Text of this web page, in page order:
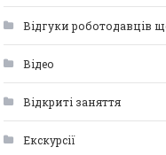
Відгуки роботодавців
Відео
Відкриті заняття
Екскурсії